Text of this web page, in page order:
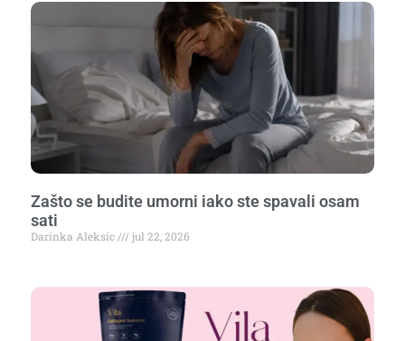
Zašto se budite umorni iako ste spavali osam
sati
Darinka Aleksic jul 22, 2026